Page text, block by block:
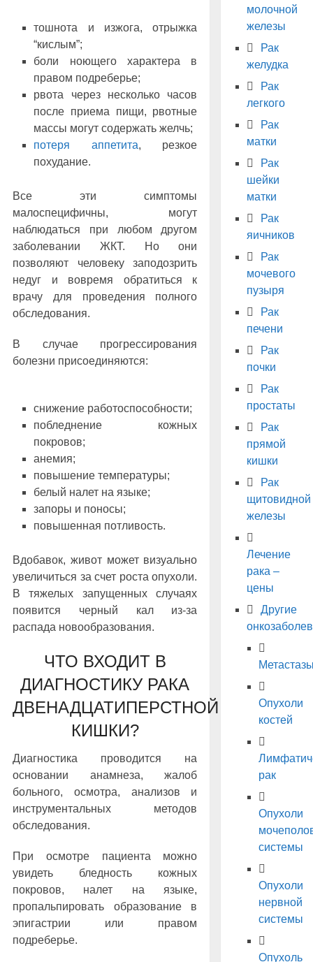
тошнота и изжога, отрыжка
“кислым”;
боли ноющего характера в
правом подреберье;
рвота через несколько часов
после приема пищи, рвотные
массы могут содержать желчь;
потеря аппетита, резкое
похудание.
Все эти симптомы
малоспецифичны, могут
наблюдаться при любом другом
заболевании ЖКТ. Но они
позволяют человеку заподозрить
недуг и вовремя обратиться к
врачу для проведения полного
обследования.
В случае прогрессирования
болезни присоединяются:
снижение работоспособности;
побледнение кожных
покровов;
анемия;
повышение температуры;
белый налет на языке;
запоры и поносы;
повышенная потливость.
Вдобавок, живот может визуально
увеличиться за счет роста опухоли.
В тяжелых запущенных случаях
появится черный кал из-за
распада новообразования.
ЧТО ВХОДИТ В
ДИАГНОСТИКУ РАКА
ДВЕНАДЦАТИПЕРСТНОЙ
КИШКИ?
Диагностика проводится на
основании анамнеза, жалоб
больного, осмотра, анализов и
инструментальных методов
обследования.
При осмотре пациента можно
увидеть бледность кожных
покровов, налет на языке,
пропальпировать образование в
эпигастрии или правом
подреберье.
молочной
железы
Рак
желудка
Рак
легкого
Рак
матки
Рак
шейки
матки
Рак
яичников
Рак
мочевого
пузыря
Рак
печени
Рак
почки
Рак
простаты
Рак
прямой
кишки
Рак
щитовидной
железы
Лечение
рака –
цены
Другие
Опухоли
костей
рак
Опухоли
системы
Опухоли
нервной
системы
Опухоль